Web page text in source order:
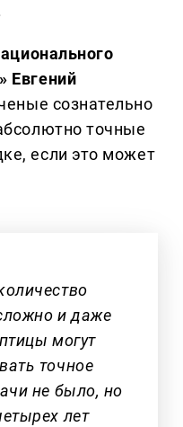
Евгений
сознательно
точные
если это может
и даже
могут
точное
не было, но
лет